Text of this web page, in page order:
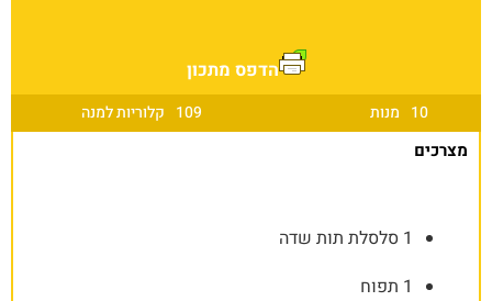
הדפס מתכון
10 מנות 109 קלוריות למנה
מצרכים
1 סלסלת תות שדה
1 תפוח